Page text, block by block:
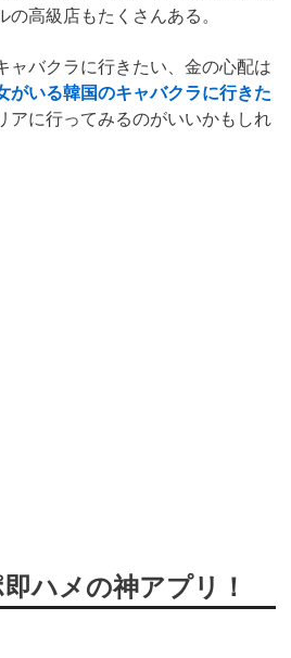
高級店もたくさんある。
ャバクラに行きたい、金の心配は
がいる韓国のキャバクラに行きた
アに行ってみるのがいいかもしれ
ハメの神アプリ！